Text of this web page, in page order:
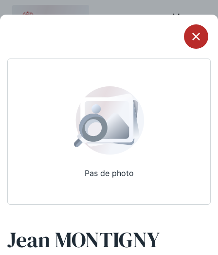
Menu
Pas de photo
Jean MONTIGNY
Qui sommes-nous ?